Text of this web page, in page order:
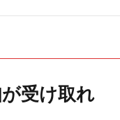
受け取れ